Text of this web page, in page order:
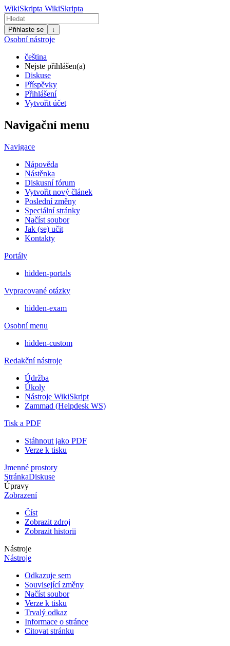
WikiSkripta WikiSkripta
Přihlaste se ↓
Osobní nástroje
čeština
Nejste přihlášen(a)
Diskuse
Příspěvky
Přihlášení
Vytvořit účet
Navigační menu
Navigace
Nápověda
Nástěnka
Diskusní fórum
Vytvořit nový článek
Poslední změny
Speciální stránky
Načíst soubor
Jak (se) učit
Kontakty
Portály
hidden-portals
Vypracované otázky
hidden-exam
Osobní menu
hidden-custom
Redakční nástroje
Údržba
Úkoly
Nástroje WikiSkript
Zammad (Helpdesk WS)
Tisk a PDF
Stáhnout jako PDF
Verze k tisku
Jmenné prostory
StránkaDiskuse
Úpravy
Zobrazení
Číst
Zobrazit zdroj
Zobrazit historii
Nástroje
Nástroje
Odkazuje sem
Související změny
Načíst soubor
Verze k tisku
Trvalý odkaz
Informace o stránce
Citovat stránku